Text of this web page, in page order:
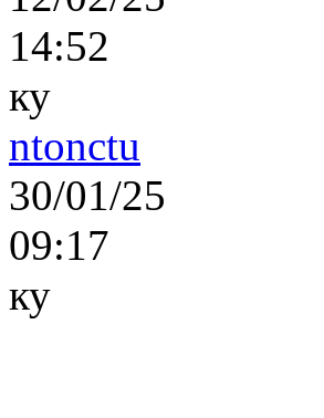
14:52
ку
ntonctu
30/01/25
09:17
ку